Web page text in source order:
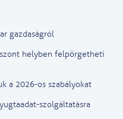
gazdaságról
helyben felpörgetheti
a 2026-os szabályokat
szolgáltatásra